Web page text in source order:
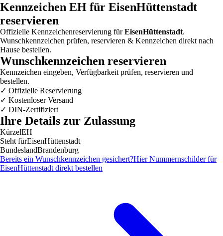
Kennzeichen EH für EisenHüttenstadt
reservieren
Offizielle Kennzeichenreservierung fürEisenHüttenstadt.
Wunschkennzeichen prüfen, reservieren & Kennzeichen direkt nach
Hause bestellen.
Wunschkennzeichen reservieren
Kennzeichen eingeben, Verfügbarkeit prüfen, reservieren und
bestellen.
✓ Offizielle Reservierung
✓ Kostenloser Versand
✓ DIN-Zertifiziert
Ihre Details zur Zulassung
KürzelEH
Steht fürEisenHüttenstadt
BundeslandBrandenburg
Bereits ein Wunschkennzeichen gesichert?Hier Nummernschilder für
EisenHüttenstadt direkt bestellen